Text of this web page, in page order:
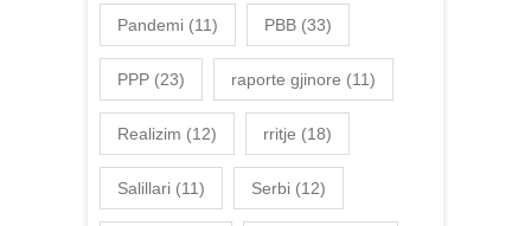
Pandemi (11) PBB (33)
PPP (23) raporte gjinore (11)
Realizim (12) rritje (18)
Salillari (11) Serbi (12)